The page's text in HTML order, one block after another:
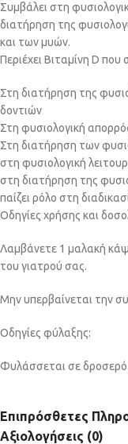
Συμβάλει στη
διατήρηση της
και των μυών.
Περιέχει Βιταμίνη D που
Στη διατήρηση της
δοντιών
Στη φυσιολογική
Στη διατήρηση των
στη φυσιολογική
στη διατήρηση της
παίζει ρόλο στη
Οδηγίες χρήσης και
Λαμβάνετε 1 μαλακή
του γιατρού σας.
Μην υπερβαίνεται την
Οδηγίες φύλαξης:
Φυλάσσεται σε δροσερό
Επιπρόσθετες
Αξιολογήσεις (0)